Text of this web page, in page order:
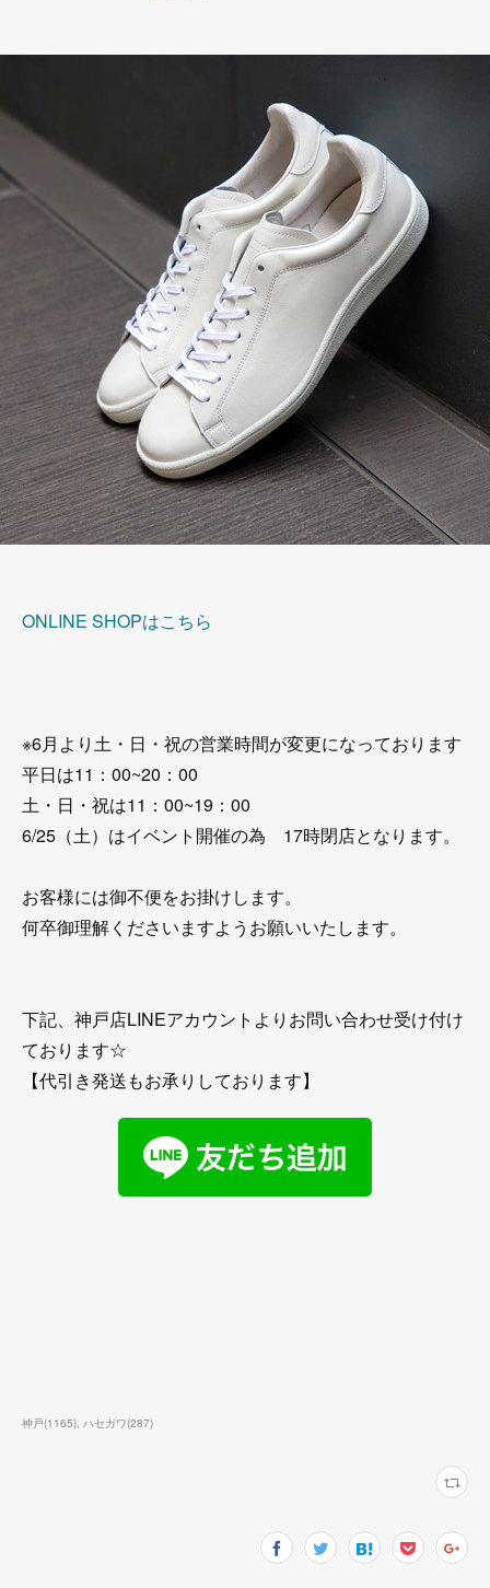
ONLINE SHOPはこちら
※6月より土・日・祝の営業時間が変更になっております
平日は11：00~20：00
土・日・祝は11：00~19：00
6/25（土）はイベント開催の為 17時閉店となります。
お客様には御不便をお掛けします。
何卒御理解くださいますようお願いいたします。
下記、神戸店LINEアカウントよりお問い合わせ受け付け
ております☆
【代引き発送もお承りしております】
神戸(1165) ハセガワ(287)